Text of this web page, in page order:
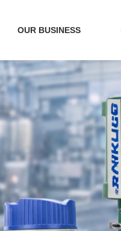
OUR BUSINESS